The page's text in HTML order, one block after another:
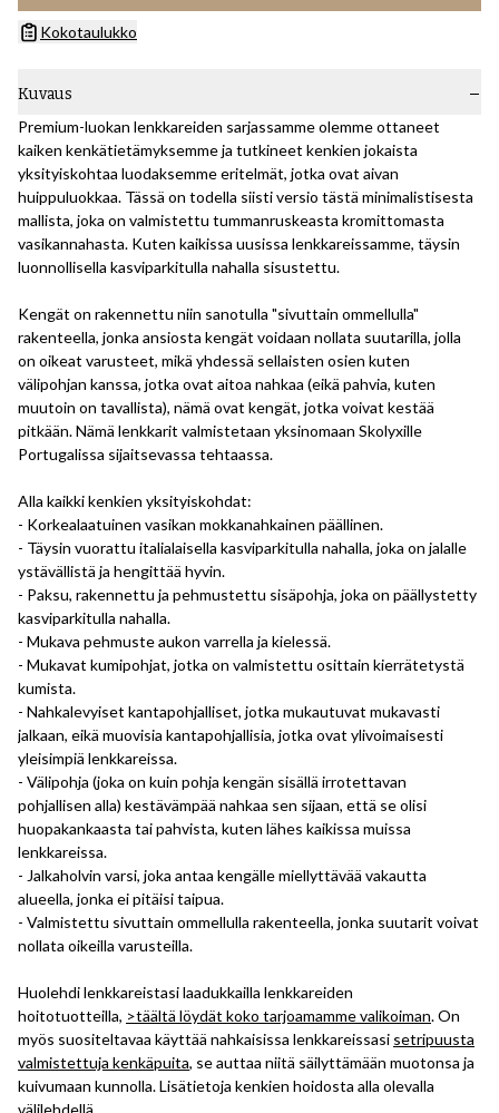
Kokotaulukko
Kuvaus
Premium-luokan lenkkareiden sarjassamme olemme ottaneet
kaiken kenkätietämyksemme ja tutkineet kenkien jokaista
yksityiskohtaa luodaksemme eritelmät, jotka ovat aivan
huippuluokkaa. Tässä on todella siisti versio tästä minimalistisesta
mallista, joka on valmistettu tummanruskeasta kromittomasta
vasikannahasta. Kuten kaikissa uusissa lenkkareissamme, täysin
luonnollisella kasviparkitulla nahalla sisustettu.
Kengät on rakennettu niin sanotulla "sivuttain ommellulla"
rakenteella, jonka ansiosta kengät voidaan nollata suutarilla, jolla
on oikeat varusteet, mikä yhdessä sellaisten osien kuten
välipohjan kanssa, jotka ovat aitoa nahkaa (eikä pahvia, kuten
muutoin on tavallista), nämä ovat kengät, jotka voivat kestää
pitkään. Nämä lenkkarit valmistetaan yksinomaan Skolyxille
Portugalissa sijaitsevassa tehtaassa.
Alla kaikki kenkien yksityiskohdat:
- Korkealaatuinen vasikan mokkanahkainen päällinen.
- Täysin vuorattu italialaisella kasviparkitulla nahalla, joka on jalalle
ystävällistä ja hengittää hyvin.
- Paksu, rakennettu ja pehmustettu sisäpohja, joka on päällystetty
kasviparkitulla nahalla.
- Mukava pehmuste aukon varrella ja kielessä.
- Mukavat kumipohjat, jotka on valmistettu osittain kierrätetystä
kumista.
- Nahkalevyiset kantapohjalliset, jotka mukautuvat mukavasti
jalkaan, eikä muovisia kantapohjallisia, jotka ovat ylivoimaisesti
yleisimpiä lenkkareissa.
- Välipohja (joka on kuin pohja kengän sisällä irrotettavan
pohjallisen alla) kestävämpää nahkaa sen sijaan, että se olisi
huopakankaasta tai pahvista, kuten lähes kaikissa muissa
lenkkareissa.
- Jalkaholvin varsi, joka antaa kengälle miellyttävää vakautta
alueella, jonka ei pitäisi taipua.
- Valmistettu sivuttain ommellulla rakenteella, jonka suutarit voivat
nollata oikeilla varusteilla.
Huolehdi lenkkareistasi laadukkailla lenkkareiden
hoitotuotteilla, >täältä löydät koko tarjoamamme valikoiman. On
myös suositeltavaa käyttää nahkaisissa lenkkareissasi setripuusta
valmistettuja kenkäpuita, se auttaa niitä säilyttämään muotonsa ja
kuivumaan kunnolla. Lisätietoja kenkien hoidosta alla olevalla